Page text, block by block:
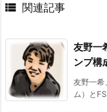
 関連記事
友野一
ンプ構
友野一希
ム）と